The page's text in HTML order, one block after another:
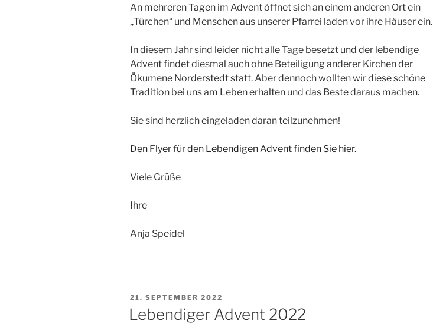
An mehreren Tagen im Advent öffnet sich an einem anderen Ort ein
„Türchen“ und Menschen aus unserer Pfarrei laden vor ihre Häuser ein.
In diesem Jahr sind leider nicht alle Tage besetzt und der lebendige
Advent findet diesmal auch ohne Beteiligung anderer Kirchen der
Ökumene Norderstedt statt. Aber dennoch wollten wir diese schöne
Tradition bei uns am Leben erhalten und das Beste daraus machen.
Sie sind herzlich eingeladen daran teilzunehmen!
Den Flyer für den Lebendigen Advent finden Sie hier.
Viele Grüße
Ihre
Anja Speidel
VERÖFFENTLICHT
AM
21. SEPTEMBER 2022
Lebendiger Advent 2022